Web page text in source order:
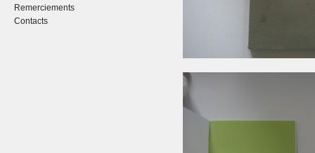
Remerciements
Contacts